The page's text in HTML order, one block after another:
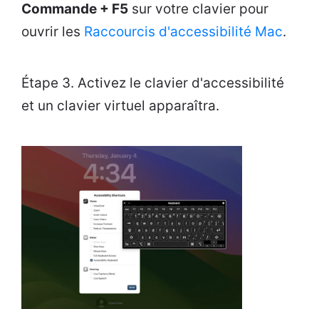
Commande + F5 sur votre clavier pour
ouvrir les Raccourcis d'accessibilité Mac.
Étape 3. Activez le clavier d'accessibilité
et un clavier virtuel apparaîtra.